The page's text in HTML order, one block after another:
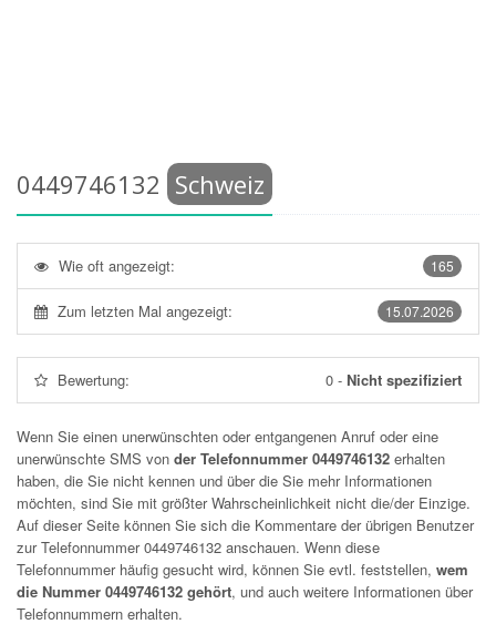
0449746132 Schweiz
165
Wie oft angezeigt:
15.07.2026
Zum letzten Mal angezeigt:
Bewertung: 0 - Nicht spezifiziert
Wenn Sie einen unerwünschten oder entgangenen Anruf oder eine
unerwünschte SMS von der Telefonnummer 0449746132 erhalten
haben, die Sie nicht kennen und über die Sie mehr Informationen
möchten, sind Sie mit größter Wahrscheinlichkeit nicht die/der Einzige.
Auf dieser Seite können Sie sich die Kommentare der übrigen Benutzer
zur Telefonnummer0449746132 anschauen. Wenn diese
Telefonnummer häufig gesucht wird, können Sie evtl. feststellen, wem
die Nummer 0449746132 gehört, und auch weitere Informationen über
Telefonnummern erhalten.